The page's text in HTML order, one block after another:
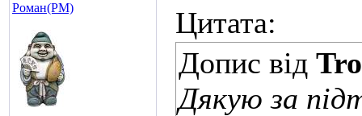
Роман(РМ)
Цитата:
Допис від
Дякую за